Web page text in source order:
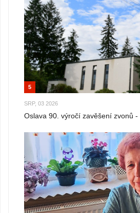
5
SRP, 03 2026
Oslava 90. výročí zavěšení zvonů -